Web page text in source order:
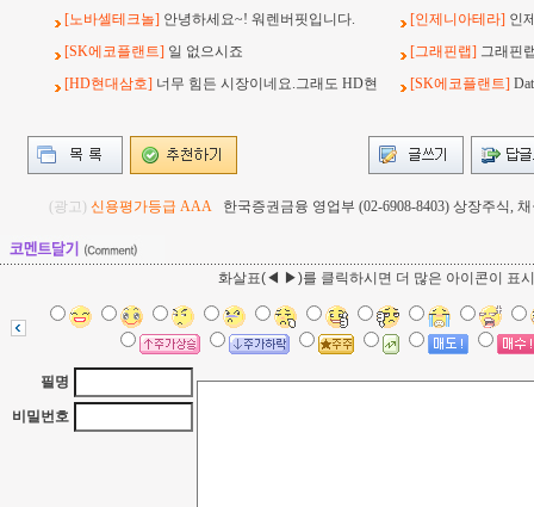
[노바셀테크놀] 안녕하세요~! 워렌버핏입니다. [인제니아테라] 인
[SK에코플랜트] 일 없으시죠 [그래핀랩] 그래핀
[HD현대삼호] 너무 힘든 시장이네요.그래도 HD현 [SK에코플랜트]
(광고) 신용평가등급 AAA 한국증권금융 영업부 (02-6908-8403) 상장주식,
화살표(◀ ▶)를 클릭하시면 더 많은 아이콘이 표
필명
비밀번호